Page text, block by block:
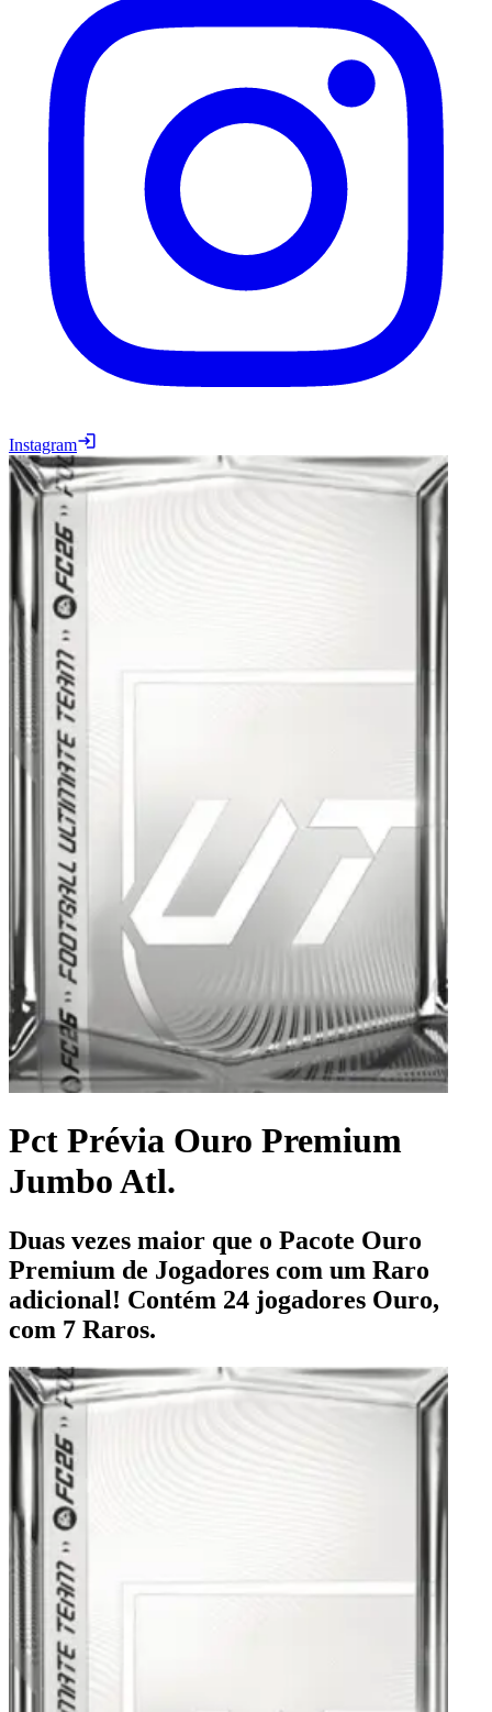
Instagram
Pct Prévia Ouro Premium
Jumbo Atl.
Duas vezes maior que o Pacote Ouro
Premium de Jogadores com um Raro
adicional! Contém 24 jogadores Ouro,
com 7 Raros.